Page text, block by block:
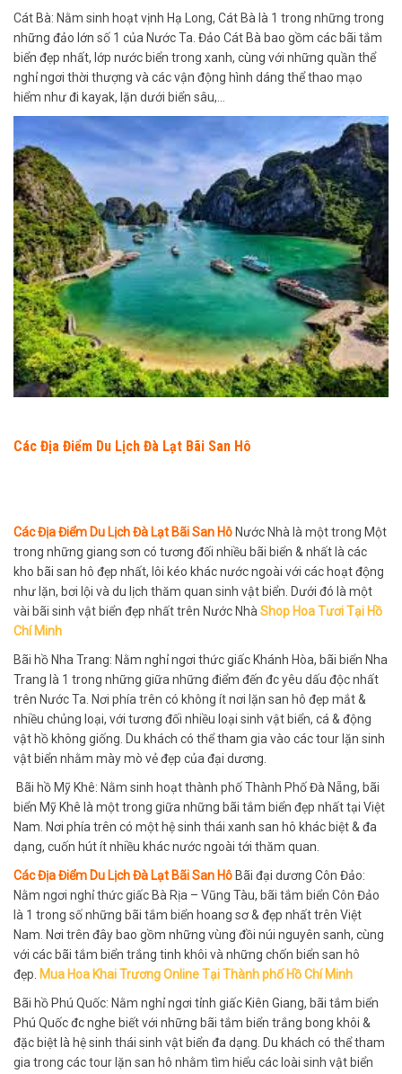
Cát Bà: Nằm sinh hoạt vịnh Hạ Long, Cát Bà là 1 trong những trong
những đảo lớn số 1 của Nước Ta. Đảo Cát Bà bao gồm các bãi tắm
biển đẹp nhất, lớp nước biển trong xanh, cùng với những quần thể
nghỉ ngơi thời thượng và các vận động hình dáng thể thao mạo
hiểm như đi kayak, lặn dưới biển sâu,…
Các Địa Điểm Du Lịch Đà Lạt Bãi San Hô
Các Địa Điểm Du Lịch Đà Lạt Bãi San Hô Nước Nhà là một trong Một
trong những giang sơn có tương đối nhiều bãi biển & nhất là các
kho bãi san hô đẹp nhất, lôi kéo khác nước ngoài với các hoạt động
như lặn, bơi lội và du lịch thăm quan sinh vật biển. Dưới đó là một
vài bãi sinh vật biển đẹp nhất trên Nước NhàShop Hoa Tươi Tại Hồ
Chí Minh
Bãi hồ Nha Trang: Nằm nghỉ ngơi thức giấc Khánh Hòa, bãi biển Nha
Trang là 1 trong những giữa những điểm đến đc yêu dấu độc nhất
trên Nước Ta. Nơi phía trên có không ít nơi lặn san hô đẹp mắt &
nhiều chủng loại, với tương đối nhiều loại sinh vật biển, cá & động
vật hồ không giống. Du khách có thể tham gia vào các tour lặn sinh
vật biển nhằm mày mò vẻ đẹp của đại dương.
Bãi hồ Mỹ Khê: Nằm sinh hoạt thành phố Thành Phố Đà Nẵng, bãi
biển Mỹ Khê là một trong giữa những bãi tắm biển đẹp nhất tại Việt
Nam. Nơi phía trên có một hệ sinh thái xanh san hô khác biệt & đa
dạng, cuốn hút ít nhiều khác nước ngoài tới thăm quan.
Các Địa Điểm Du Lịch Đà Lạt Bãi San Hô Bãi đại dương Côn Đảo:
Nằm ngơi nghỉ thức giấc Bà Rịa – Vũng Tàu, bãi tắm biển Côn Đảo
là 1 trong số những bãi tắm biển hoang sơ & đẹp nhất trên Việt
Nam. Nơi trên đây bao gồm những vùng đồi núi nguyên sanh, cùng
với các bãi tắm biển trắng tinh khôi và những chốn biển san hô
đẹp. Mua Hoa Khai Trương Online Tại Thành phố Hồ Chí Minh
Bãi hồ Phú Quốc: Nằm nghỉ ngơi tỉnh giấc Kiên Giang, bãi tắm biển
Phú Quốc đc nghe biết với những bãi tắm biển trắng bong khôi &
đặc biệt là hệ sinh thái sinh vật biển đa dạng. Du khách có thể tham
gia trong các tour lặn san hô nhằm tìm hiểu các loài sinh vật biển